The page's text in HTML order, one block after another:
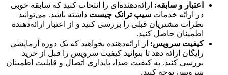
اعتبار و سابقه: ارائه‌دهنده‌ای را انتخاب کنید که سابقه خوبی
در ارائه خدمات سیپ ترانک چیست داشته باشد. می‌توانید
نظرات مشتریان قبلی را بررسی کنید و از اعتبار ارائه‌دهنده
اطمینان حاصل کنید.
کیفیت سرویس: از ارائه‌دهنده بخواهید که یک دوره آزمایشی
رایگان ارائه دهد تا بتوانید کیفیت سرویس را قبل از خرید
بررسی کنید. به کیفیت صدا، پایداری اتصال و قابلیت اطمینان
سرویس توجه کنید.